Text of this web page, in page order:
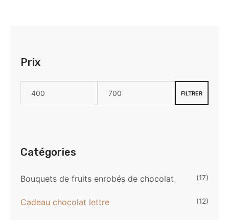
Prix
FILTRER
Catégories
Bouquets de fruits enrobés de chocolat (17)
Cadeau chocolat lettre (12)